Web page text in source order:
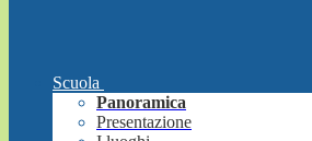
Scuola
Panoramica
Presentazione